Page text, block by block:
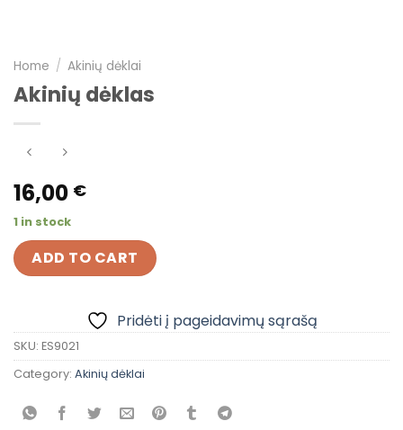
Home / Akinių dėklai
Akinių dėklas
16,00 €
1 in stock
ADD TO CART
Pridėti į pageidavimų sąrašą
SKU: ES9021
Category: Akinių dėklai